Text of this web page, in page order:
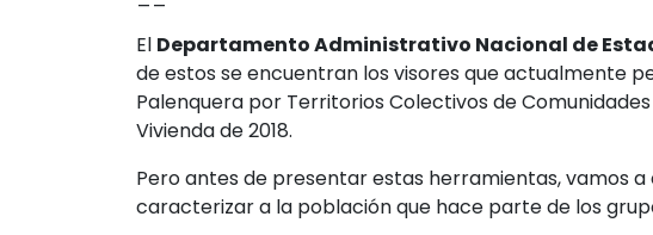
El Departamento Administrativo Nacional de
de estos se encuentran los visores que actualmente
Palenquera por Territorios Colectivos de
Vivienda de 2018.
Pero antes de presentar estas herramientas, vamos
caracterizar a la población que hace parte de los